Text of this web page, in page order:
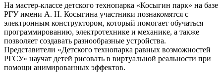
На мастер-классе детского технопарка «Косыгин парк» на базе
РГУ имени А. Н. Косыгина участники познакомятся с
электронным конструктором, который помогает обучаться
программированию, электротехнике и механике, а также
позволяет создавать разнообразные устройства.
Представители «Детского технопарка равных возможностей
РГСУ» научат детей рисовать в виртуальной реальности при
помощи анимированных эффектов.